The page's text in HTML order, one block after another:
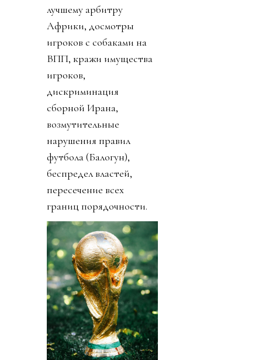
лучшему арбитру
Африки, досмотры
игроков с собаками на
ВПП, кражи имущества
игроков,
дискриминация
сборной Ирана,
возмутительные
нарушения правил
футбола (Балогун),
беспредел властей,
пересечение всех
границ порядочности.